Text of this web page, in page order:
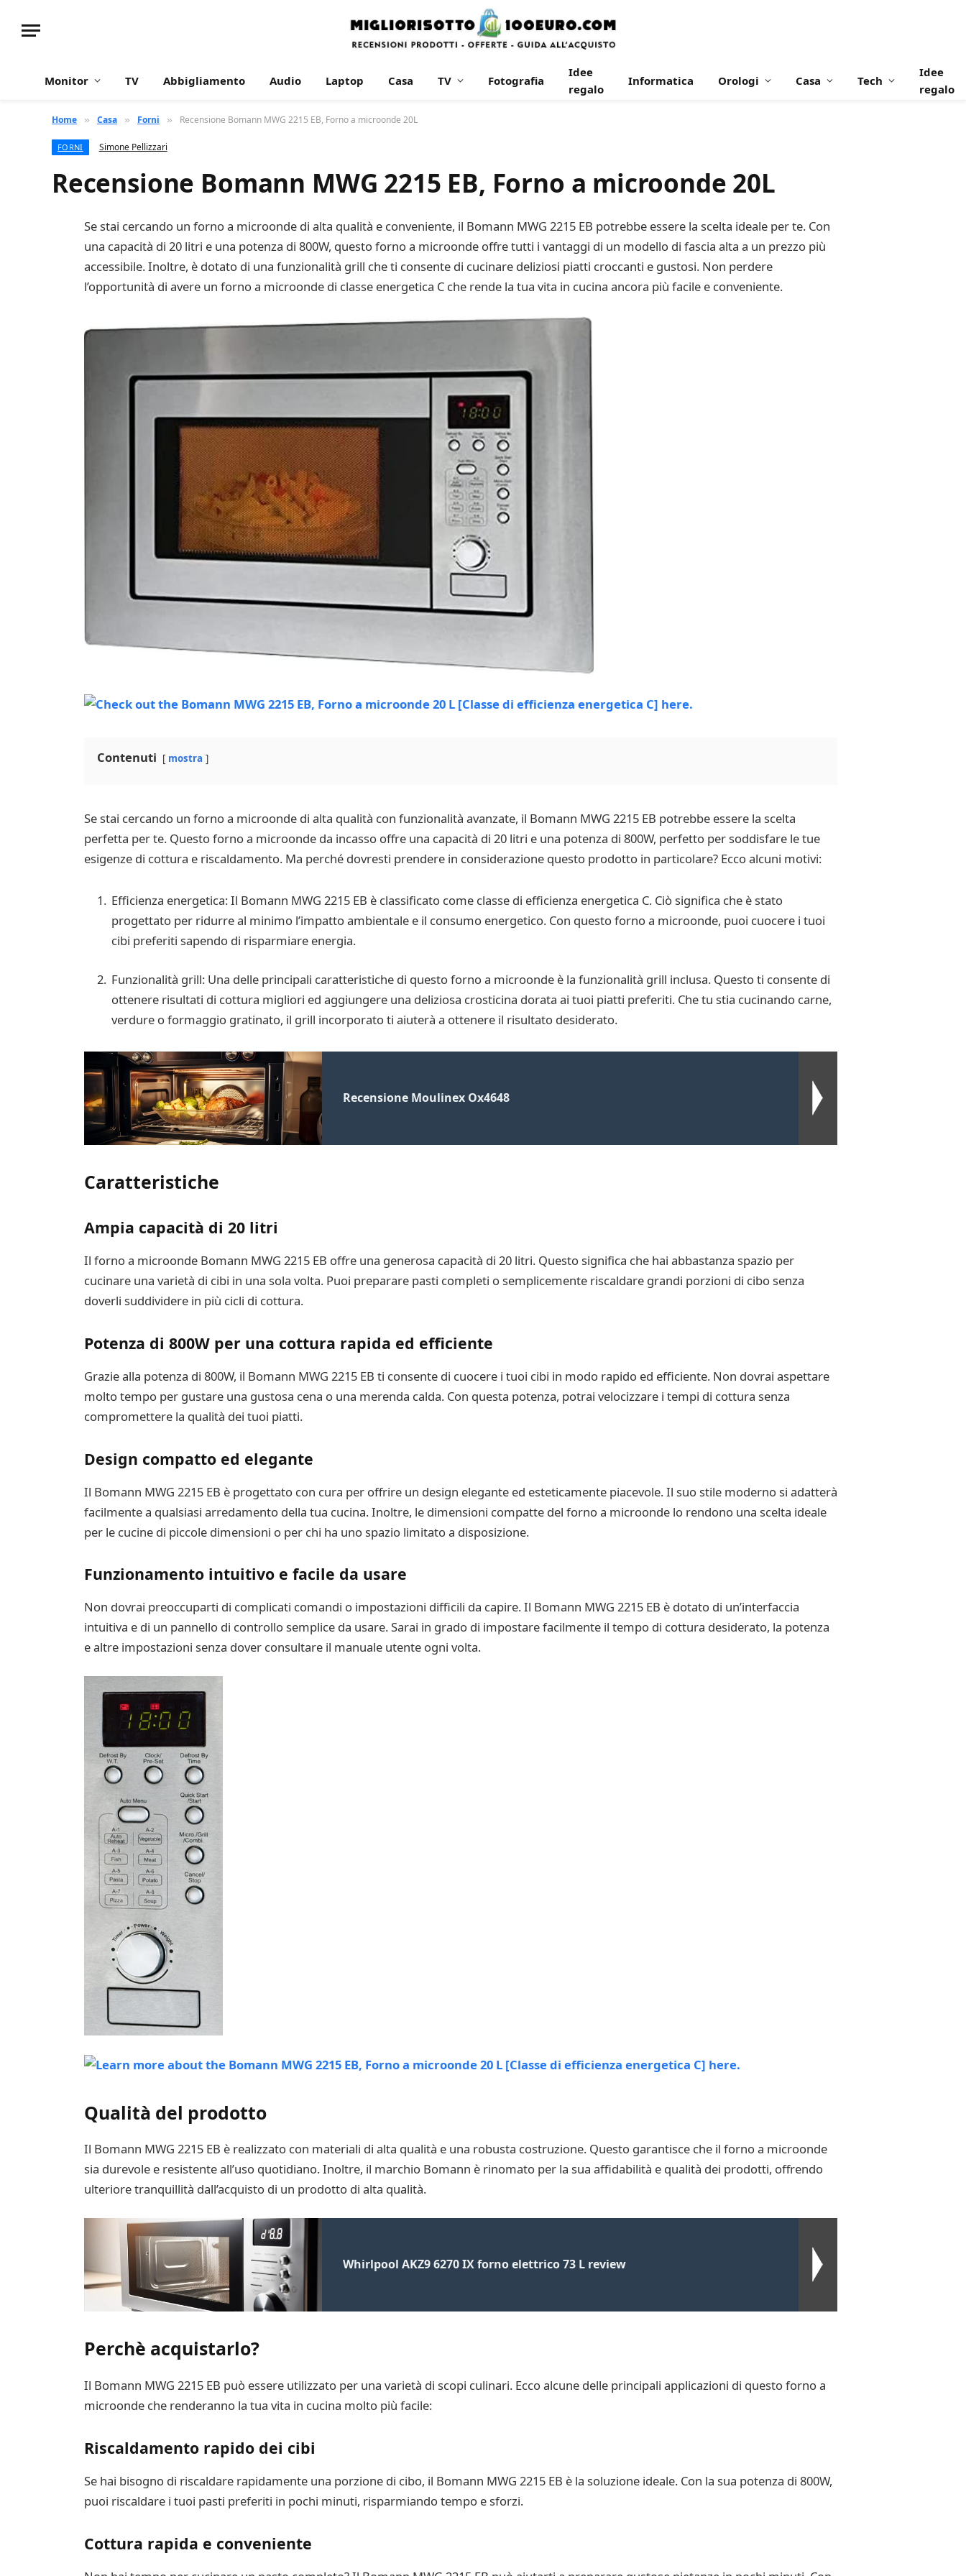
Monitor TV Abbigliamento Audio Laptop Casa TV Fotografia
Idee
regalo
Informatica Orologi Casa Tech
Idee
regalo
Home » Casa » Forni » Recensione Bomann MWG 2215 EB, Forno a microonde 20L
FORNI Simone Pellizzari
Recensione Bomann MWG 2215 EB, Forno a microonde 20L
Se stai cercando un forno a microonde di alta qualità e conveniente, il Bomann MWG 2215 EB potrebbe essere la scelta ideale per te. Con
una capacità di 20 litri e una potenza di 800W, questo forno a microonde offre tutti i vantaggi di un modello di fascia alta a un prezzo più
accessibile. Inoltre, è dotato di una funzionalità grill che ti consente di cucinare deliziosi piatti croccanti e gustosi. Non perdere
l’opportunità di avere un forno a microonde di classe energetica C che rende la tua vita in cucina ancora più facile e conveniente.
Contenuti mostra
Se stai cercando un forno a microonde di alta qualità con funzionalità avanzate, il Bomann MWG 2215 EB potrebbe essere la scelta
perfetta per te. Questo forno a microonde da incasso offre una capacità di 20 litri e una potenza di 800W, perfetto per soddisfare le tue
esigenze di cottura e riscaldamento. Ma perché dovresti prendere in considerazione questo prodotto in particolare? Ecco alcuni motivi:
Efficienza energetica: Il Bomann MWG 2215 EB è classificato come classe di efficienza energetica C. Ciò significa che è stato
progettato per ridurre al minimo l’impatto ambientale e il consumo energetico. Con questo forno a microonde, puoi cuocere i tuoi
cibi preferiti sapendo di risparmiare energia.
Funzionalità grill: Una delle principali caratteristiche di questo forno a microonde è la funzionalità grill inclusa. Questo ti consente di
ottenere risultati di cottura migliori ed aggiungere una deliziosa crosticina dorata ai tuoi piatti preferiti. Che tu stia cucinando carne,
verdure o formaggio gratinato, il grill incorporato ti aiuterà a ottenere il risultato desiderato.
Recensione Moulinex Ox4648
Caratteristiche
Ampia capacità di 20 litri
Il forno a microonde Bomann MWG 2215 EB offre una generosa capacità di 20 litri. Questo significa che hai abbastanza spazio per
cucinare una varietà di cibi in una sola volta. Puoi preparare pasti completi o semplicemente riscaldare grandi porzioni di cibo senza
doverli suddividere in più cicli di cottura.
Potenza di 800W per una cottura rapida ed efficiente
Grazie alla potenza di 800W, il Bomann MWG 2215 EB ti consente di cuocere i tuoi cibi in modo rapido ed efficiente. Non dovrai aspettare
molto tempo per gustare una gustosa cena o una merenda calda. Con questa potenza, potrai velocizzare i tempi di cottura senza
compromettere la qualità dei tuoi piatti.
Design compatto ed elegante
Il Bomann MWG 2215 EB è progettato con cura per offrire un design elegante ed esteticamente piacevole. Il suo stile moderno si adatterà
facilmente a qualsiasi arredamento della tua cucina. Inoltre, le dimensioni compatte del forno a microonde lo rendono una scelta ideale
per le cucine di piccole dimensioni o per chi ha uno spazio limitato a disposizione.
Funzionamento intuitivo e facile da usare
Non dovrai preoccuparti di complicati comandi o impostazioni difficili da capire. Il Bomann MWG 2215 EB è dotato di un’interfaccia
intuitiva e di un pannello di controllo semplice da usare. Sarai in grado di impostare facilmente il tempo di cottura desiderato, la potenza
e altre impostazioni senza dover consultare il manuale utente ogni volta.
Qualità del prodotto
Il Bomann MWG 2215 EB è realizzato con materiali di alta qualità e una robusta costruzione. Questo garantisce che il forno a microonde
sia durevole e resistente all’uso quotidiano. Inoltre, il marchio Bomann è rinomato per la sua affidabilità e qualità dei prodotti, offrendo
ulteriore tranquillità dall’acquisto di un prodotto di alta qualità.
Whirlpool AKZ9 6270 IX forno elettrico 73 L review
Perchè acquistarlo?
Il Bomann MWG 2215 EB può essere utilizzato per una varietà di scopi culinari. Ecco alcune delle principali applicazioni di questo forno a
microonde che renderanno la tua vita in cucina molto più facile:
Riscaldamento rapido dei cibi
Se hai bisogno di riscaldare rapidamente una porzione di cibo, il Bomann MWG 2215 EB è la soluzione ideale. Con la sua potenza di 800W,
puoi riscaldare i tuoi pasti preferiti in pochi minuti, risparmiando tempo e sforzi.
Cottura rapida e conveniente